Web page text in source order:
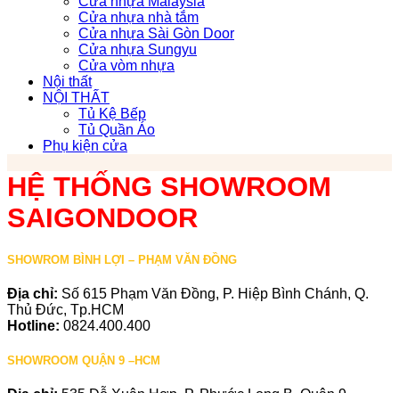
Cửa nhựa nhà tắm
Cửa nhựa Sài Gòn Door
Cửa nhựa Sungyu
Cửa vòm nhựa
Nội thất
NỘI THẤT
Tủ Kệ Bếp
Tủ Quần Áo
Phụ kiện cửa
HỆ THỐNG SHOWROOM
SAIGONDOOR
SHOWROM BÌNH LỢI – PHẠM VĂN ĐỒNG
Địa chỉ: Số 615 Phạm Văn Đồng, P. Hiệp Bình Chánh, Q.
Thủ Đức, Tp.HCM
Hotline: 0824.400.400
SHOWROOM QUẬN 9 –HCM